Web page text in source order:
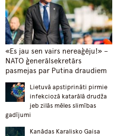
«Es jau sen vairs nereaģēju!» –
NATO ģenerālsekretārs
pasmejas par Putina draudiem
Lietuvā apstiprināti pirmie
infekciozā katarālā drudža
jeb zilās mēles slimības
gadījumi
Kanādas Karalisko Gaisa